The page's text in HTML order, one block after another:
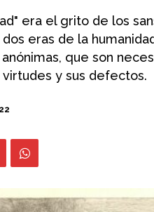
era el grito de los
eras de la
que son
y sus defectos.